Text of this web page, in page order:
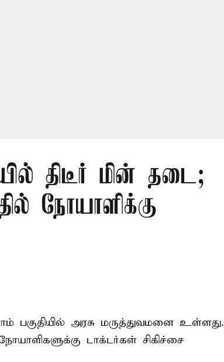
திடீர் மின் தடை;
நோயாளிக்கு
பகுதியில் அரசு மருத்துவமனை உள்ளது.
டாக்டர்கள் சிகிச்சை